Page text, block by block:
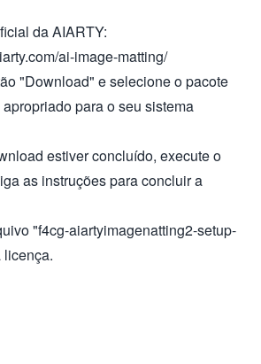
da AIARTY:
ai-image-matting/
"Download" e selecione o pacote
para o seu sistema
estiver concluído, execute o
as instruções para concluir a
"f4cg-aiartyimagenatting2-setup-
licença.